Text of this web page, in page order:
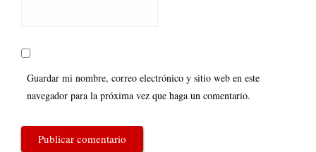
Guardar mi nombre, correo electrónico y sitio web en este
navegador para la próxima vez que haga un comentario.